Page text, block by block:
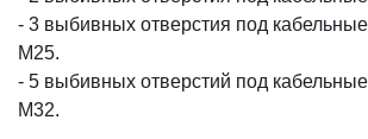
- 3 выбивных отверстия под
М25.
- 5 выбивных отверстий под
М32.